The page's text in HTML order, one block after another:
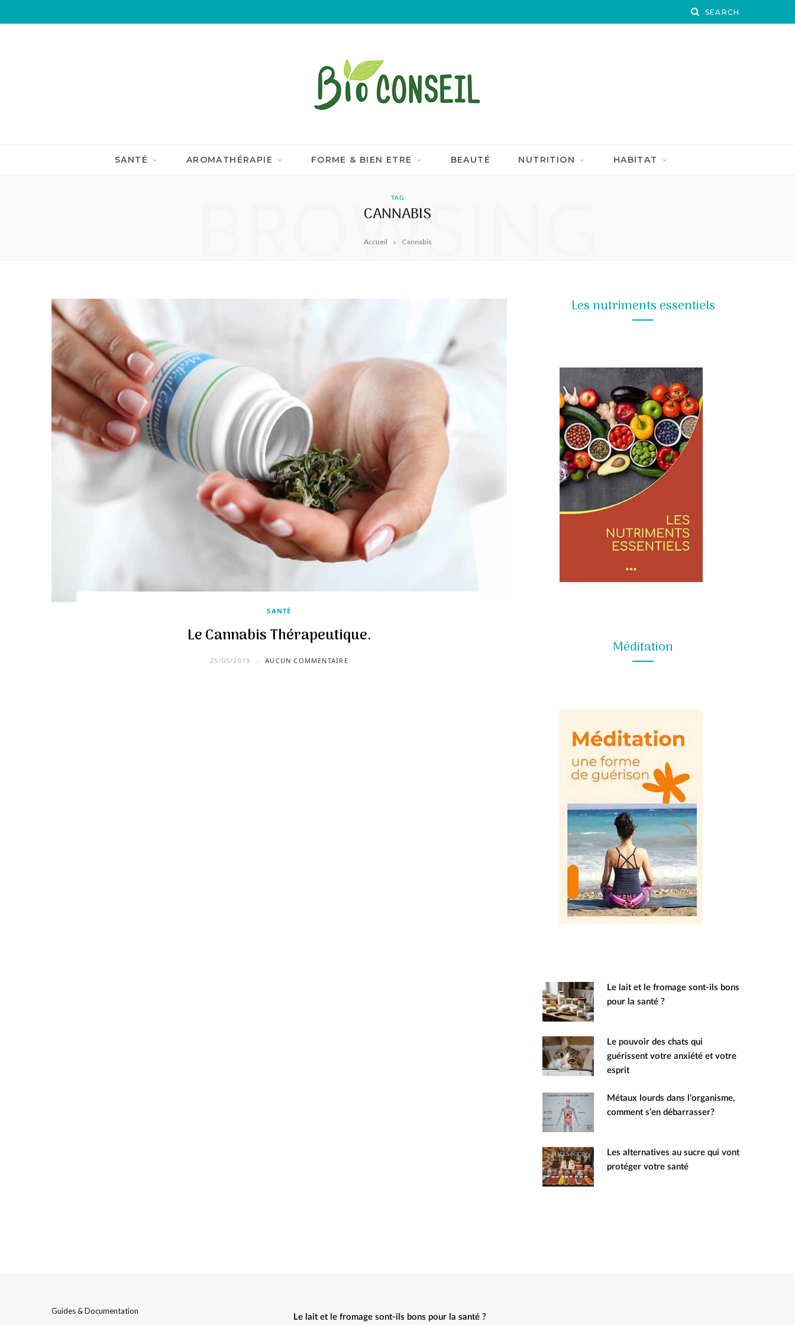
SANTÉ AROMATHÉRAPIE FORME & BIEN ETRE BEAUTÉ NUTRITION HABITAT
TAG
CANNABIS
BROWSING
Accueil » Cannabis
SANTÉ
Le Cannabis Thérapeutique.
25/05/2019 AUCUN COMMENTAIRE
Les nutriments essentiels
Méditation
Le lait et le fromage sont-ils bons
pour la santé ?
Le pouvoir des chats qui
guérissent votre anxiété et votre
esprit
Métaux lourds dans l’organisme,
comment s’en débarrasser?
Les alternatives au sucre qui vont
protéger votre santé
Guides & Documentation
Le lait et le fromage sont-ils bons pour la santé ?